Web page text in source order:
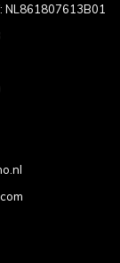
NL861807613B01